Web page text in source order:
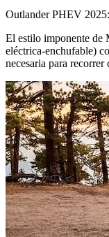
Outlander PHEV
El estilo imponente
eléctrica-enchufable)
necesaria para